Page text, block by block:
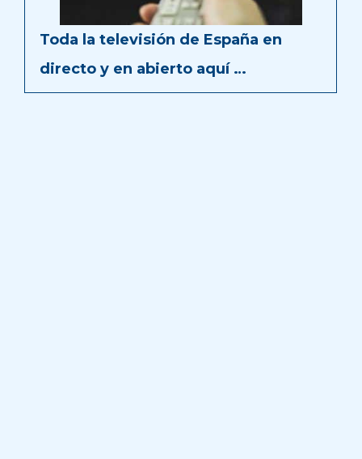
Toda la televisión de España en
directo y en abierto aquí …